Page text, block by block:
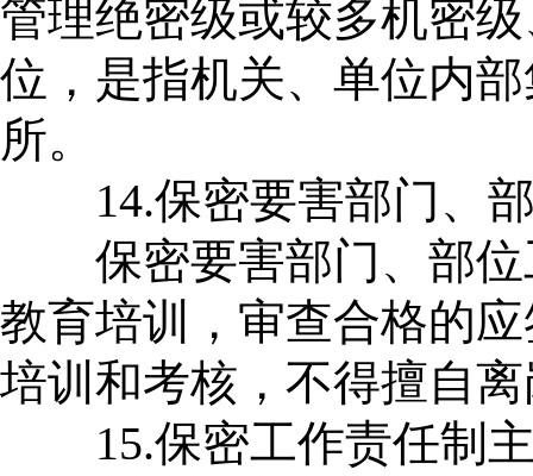
管理绝密级或较多机密
位，是指机关、单位内
所。
14.保密要害部门、部
保密要害部门、部位
教育培训，审查合格的
培训和考核，不得擅自
15.保密工作责任制主